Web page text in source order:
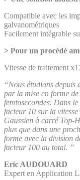
Compatible avec les
galvanométriques
Facilement intégrable
> Pour un procédé
Vitesse de traitement
“Nous étudions depuis
par la mise en forme
femtosecondes. Dans
facteur 10 sur la
Gaussien à carré Top-
plus que dans une
forme avec la division
facteur 100 au total. ”
Eric AUDOUARD
Expert en Application